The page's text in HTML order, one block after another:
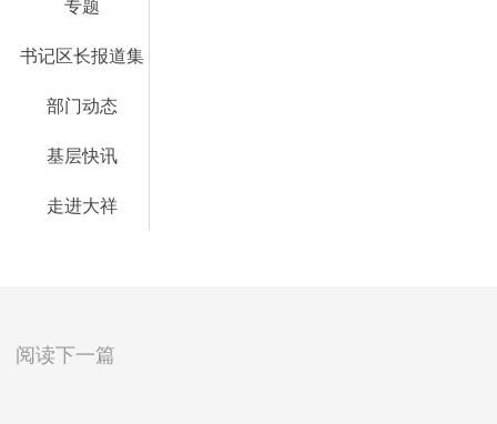
专题
书记区长报道集
部门动态
基层快讯
走进大祥
阅读下一篇